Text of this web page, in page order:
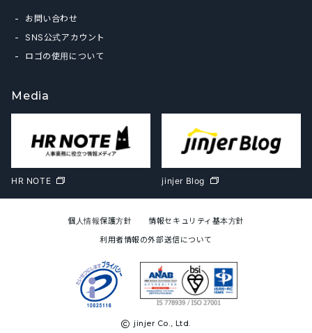
お問い合わせ
SNS公式アカウント
ロゴの使用について
Media
HR NOTE jinjer Blog
jinjer Co., Ltd.
個人情報保護方針
情報セキュリティ基本方針
利用者情報の外部送信について